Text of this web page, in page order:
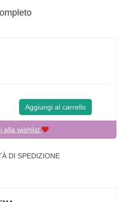
Aggiungi al carrello
alla wishlist
DI SPEDIZIONE